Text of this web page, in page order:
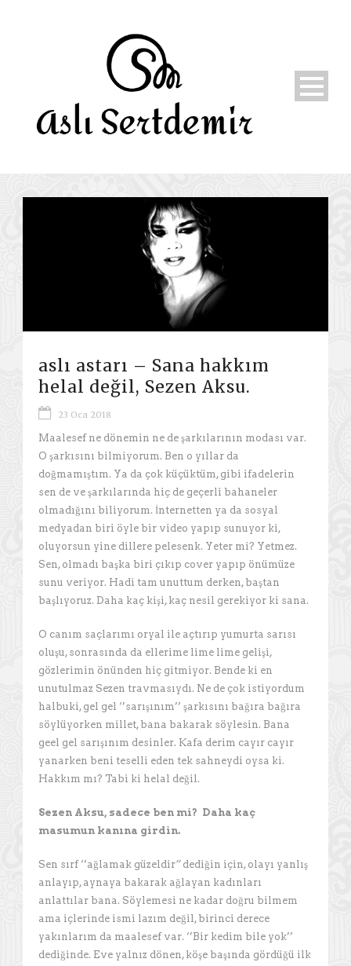
aslı astarı – Sana hakkım
helal değil, Sezen Aksu.
23 Oca 2018
Maalesef ne dönemin ne de şarkılarının modası var.
O şarkısını bilmiyorum. Ben o yıllar da
doğmamıştım. Ya da çok küçüktüm, gibi ifadelerin
sen de ve şarkılarında hiç de geçerli bahaneler
olmadığını biliyorum. İnternetten ya da sosyal
medyadan biri öyle bir video yapıp sunuyor ki,
oluyorsun yine dillere pelesenk. Yeter mi? Yetmez.
Sen, olmadı başka biri çıkıp cover yapıp önümüze
sunu veriyor. Hadi tam unuttum derken, baştan
başlıyoruz. Daha kaç kişi, kaç nesil gerekiyor ki sana.
O canım saçlarımı oryal ile açtırıp yumurta sarısı
oluşu, sonrasında da ellerime lime lime gelişi,
gözlerimin önünden hiç gitmiyor. Bende ki en
unutulmaz Sezen travmasıydı. Ne de çok istiyordum
halbuki, gel gel ‘’sarışınım’’ şarkısını bağıra bağıra
söylüyorken millet, bana bakarak söylesin. Bana
geel gel sarışınım desinler. Kafa derim cayır cayır
yanarken beni teselli eden tek sahneydi oysa ki.
Hakkım mı? Tabi ki helal değil.
Sezen Aksu, sadece ben mi? Daha kaç
masumun kanına girdin.
Sen sırf ‘’ağlamak güzeldir’’dediğin için, olayı yanlış
anlayıp, aynaya bakarak ağlayan kadınları
anlattılar bana. Söylemesi ne kadar doğru bilmem
ama içlerinde ismi lazım değil, birinci derece
yakınlarım da maalesef var. ‘’Bir kedim bile yok’’
dediğinde. Eve yalnız dönen, köşe başında gördüğü ilk